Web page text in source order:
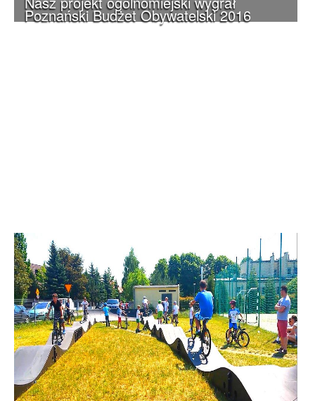
Poznański Budżet Obywatelski 2016